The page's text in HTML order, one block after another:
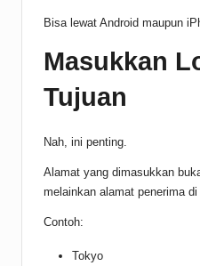
Bisa lewat Android maupun
Masukkan
Tujuan
Nah, ini penting.
Alamat yang dimasukkan
melainkan alamat penerima di
Contoh:
Tokyo